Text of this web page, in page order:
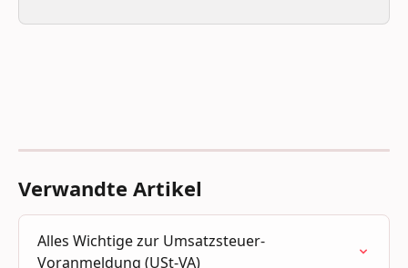
Verwandte Artikel
Alles Wichtige zur Umsatzsteuer-
Voranmeldung (USt-VA)